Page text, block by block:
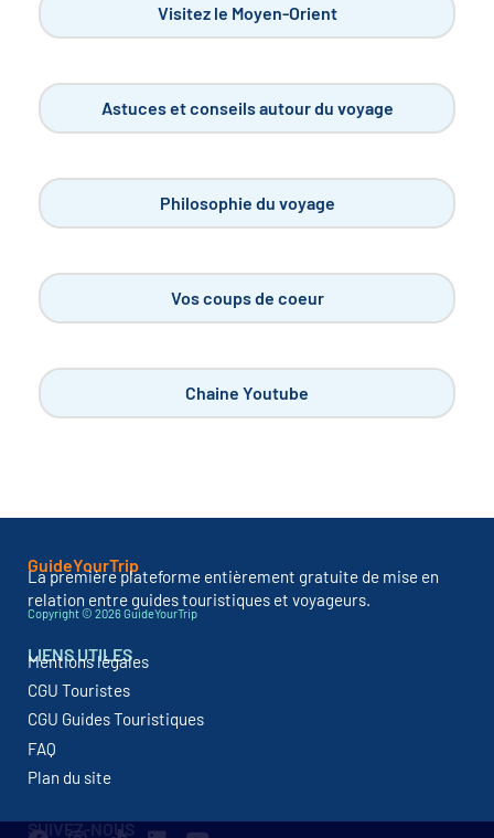
Visitez le Moyen-Orient
Astuces et conseils autour du voyage
Philosophie du voyage
Vos coups de coeur
Chaine Youtube
GuideYourTrip
La première plateforme entièrement gratuite de mise en
relation entre guides touristiques et voyageurs.
Copyright © 2026 GuideYourTrip
LIENS UTILES
Mentions légales
CGU Touristes
CGU Guides Touristiques
FAQ
Plan du site
SUIVEZ-NOUS